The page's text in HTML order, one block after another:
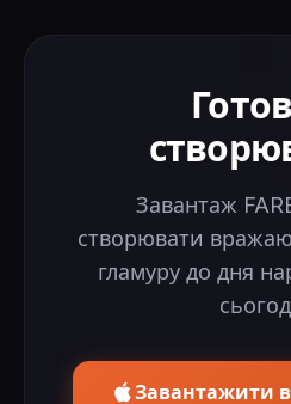
Завантаж
створювати
гламуру до дня
Завантажити